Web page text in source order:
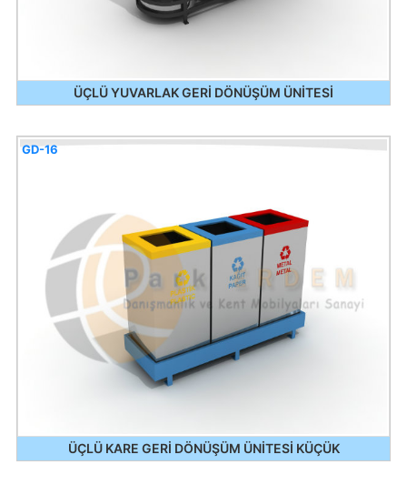
ÜÇLÜ YUVARLAK GERİ DÖNÜŞÜM ÜNİTESİ
ÜÇLÜ KARE GERİ DÖNÜŞÜM ÜNİTESİ KÜÇÜK
GD-16